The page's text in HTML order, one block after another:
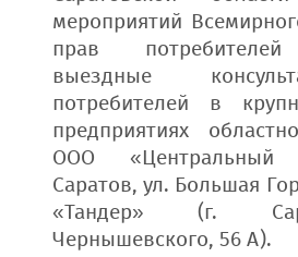
мероприятий
прав
выездные
потребителей в
предприятиях
ООО
Саратов, ул. Большая
«Тандер» (г.
Чернышевского, 56 А).